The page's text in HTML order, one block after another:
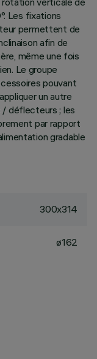
Les fixations
permettent de
afin de
même une fois
Le groupe
pouvant
un autre
déflecteurs ; les
par rapport
gradable
300x314
ø162